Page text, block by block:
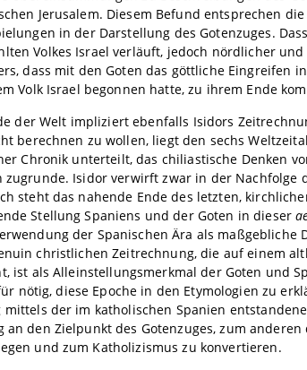
Jerusalem. Diesem Befund entsprechen
in der Darstellung des Gotenzuges.
Volkes Israel verläuft, jedoch nördlicher
dass mit den Goten das göttliche Eingreifen
Volk Israel begonnen hatte, zu ihrem Ende
der Welt impliziert ebenfalls Isidors
berechnen zu wollen, liegt den sechs
Chronik unterteilt, das chiliastische Denken
zugrunde. Isidor verwirft zwar in der Nachfolge
steht das nahende Ende des letzten,
Stellung Spaniens und der Goten in dieser
der Spanischen Ära als maßgebliche
christlichen Zeitrechnung, die auf einem
ist als Alleinstellungsmerkmal der Goten und
nötig, diese Epoche in den Etymologien zu
der im katholischen Spanien
an den Zielpunkt des Gotenzuges, zum
und zum Katholizismus zu konvertieren.